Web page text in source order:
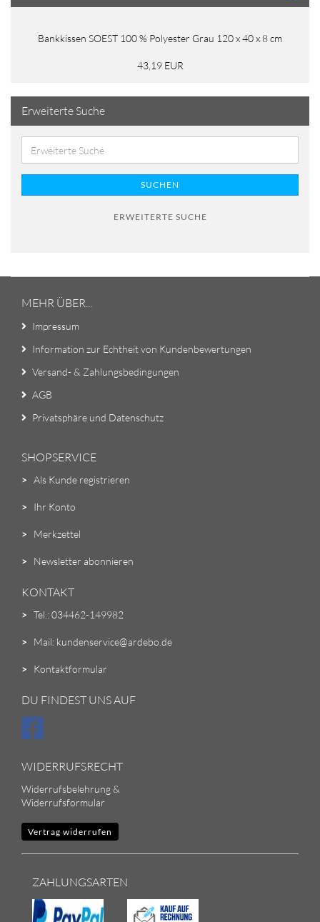
Bankkissen SOEST 100 % Polyester Grau 120 x 40 x 8 cm
43,19 EUR
Erweiterte Suche
SUCHEN
ERWEITERTE SUCHE
MEHR ÜBER...
Impressum
Information zur Echtheit von Kundenbewertungen
Versand- & Zahlungsbedingungen
AGB
Privatsphäre und Datenschutz
SHOPSERVICE
> Als Kunde registrieren
> Ihr Konto
> Merkzettel
> Newsletter abonnieren
KONTAKT
> Tel.: 034462-149982
> Mail: kundenservice@ardebo.de
> Kontaktformular
DU FINDEST UNS AUF
WIDERRUFSRECHT
Widerrufsbelehrung &
Widerrufsformular
Vertrag widerrufen
ZAHLUNGSARTEN